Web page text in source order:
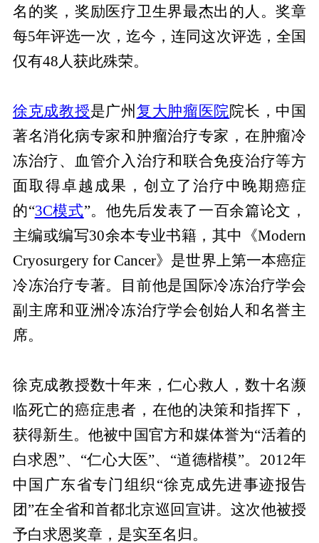
名的奖，奖励医疗卫生界最杰出的人。奖章
每5年评选一次，迄今，连同这次评选，全国
仅有48人获此殊荣。
徐克成教授是广州 复大肿瘤医院院长，中国
著名消化病专家和肿瘤治疗专家，在肿瘤冷
冻治疗、血管介入治疗和联合免疫治疗等方
面取得卓越成果，创立了治疗中晚期癌症
的“3C模式”。他先后发表了一百余篇论文，
主编或编写30余本专业书籍，其中《Modern
Cryosurgery for Cancer》是世界上第一本癌症
冷冻治疗专著。目前他是国际冷冻治疗学会
副主席和亚洲冷冻治疗学会创始人和名誉主
席。
徐克成教授数十年来，仁心救人，数十名濒
临死亡的癌症患者，在他的决策和指挥下，
获得新生。他被中国官方和媒体誉为“活着的
白求恩”、“仁心大医”、“道德楷模”。2012年
中国广东省专门组织“徐克成先进事迹报告
团”在全省和首都北京巡回宣讲。这次他被授
予白求恩奖章，是实至名归。